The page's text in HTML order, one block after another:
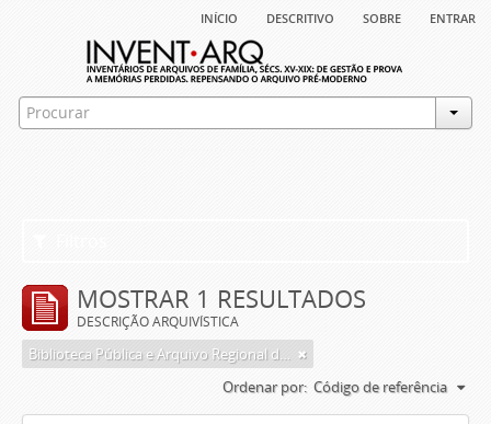
início descritivo sobre entrar
MOSTRAR 1 RESULTADOS
DESCRIÇÃO ARQUIVÍSTICA
Biblioteca Pública e Arquivo Regional de Ponta Delgada
Ordenar por: Código de referência